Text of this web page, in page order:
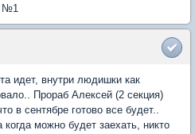
№1
идет, внутри людишки как
Прораб Алексей (2 секция)
в сентябре готово все будет..
когда можно будет заехать, никто